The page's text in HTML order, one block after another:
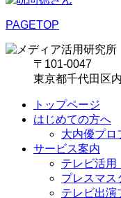
PAGETOP
〒101-0047
東京都千代田区
トップページ
はじめての方へ
大内優プロ
サービス案内
テレビ活用
プレスマス
テレビ出演